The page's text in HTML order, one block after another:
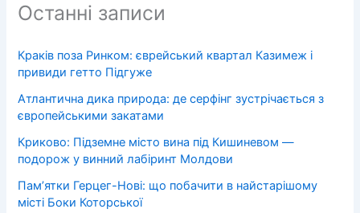
Останні записи
Краків поза Ринком: єврейський квартал Казимеж і
привиди гетто Підгуже
Атлантична дика природа: де серфінг зустрічається з
європейськими закатами
Криково: Підземне місто вина під Кишиневом —
подорож у винний лабіринт Молдови
Пам’ятки Герцег-Нові: що побачити в найстарішому
місті Боки Которської